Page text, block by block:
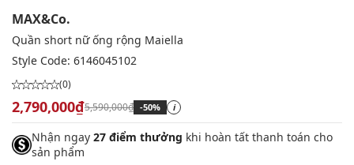
MAX&Co.
Quần short nữ ống rộng Maiella
Style Code: 6146045102
(0)
2,790,000₫5,590,000₫ -50% i
Nhận ngay 27 điểm thưởng khi hoàn tất thanh toán cho
sản phẩm